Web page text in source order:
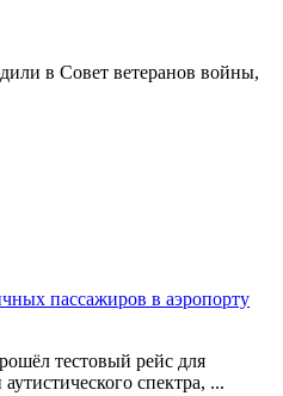
в Совет ветеранов войны,
пассажиров в аэропорту
тестовый рейс для
спектра, ...